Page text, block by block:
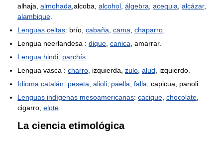
alhaja, almohada ,alcoba, alcohol álgebra acequia alcázar,
alambique
Lenguas celtas: brío, cabaña cama chaparro
Lengua neerlandesa : dique canica , amarrar.
Lengua hindi: parchís
Lengua vasca : charro , izquierda, zulo alud , izquierdo.
Idioma catalán: peseta alioli paella falla , capicua, panoli.
Lenguas indígenas mesoamericanas: cacique chocolate
cigarro, elote
La ciencia etimológica